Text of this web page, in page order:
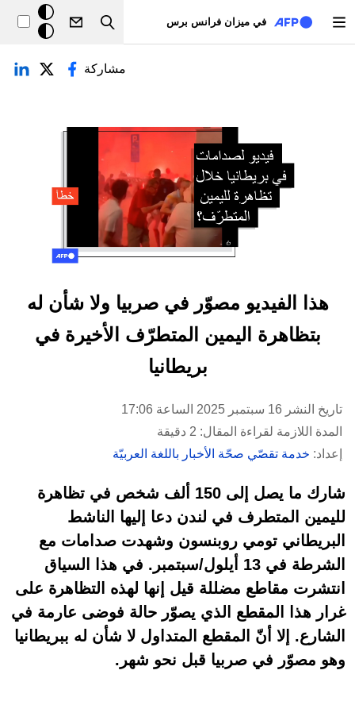
في ميزان فرانس برس
Search
خلفيّة
داكنة
التبويبات الأساسية
مشاركة
هذا الفيديو مصوّر في صربيا ولا شأن له
بتظاهرة اليمين المتطرّف الأخيرة في
بريطانيا
تاريخ النشر 16 سبتمبر 2025 الساعة 17:06
المدة اللازمة لقراءة المقال: 2 دقيقة
إعداد: خدمة تقصّي صحّة الأخبار باللغة العربيّة
شارك ما يصل إلى 150 ألف شخص في تظاهرة
لليمين المتطرف في لندن دعا إليها الناشط
البريطاني تومي روبنسون وشهدت صدامات مع
الشرطة في 13 أيلول/سبتمبر. في هذا السياق
انتشرت مقاطع مضللة قيل إنها لهذه التظاهرة على
غرار هذا المقطع الذي يصوّر حالة فوضى عارمة في
الشارع. إلا أنّ المقطع المتداول لا شأن له ببريطانيا
وهو مصوّر في صربيا قبل نحو شهر.